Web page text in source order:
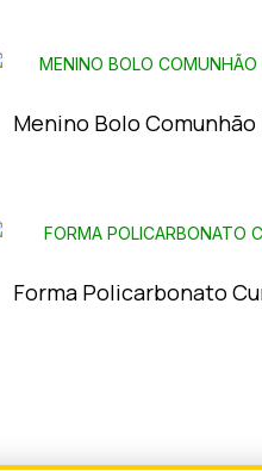
Menino Bolo Comunhão
Forma Policarbonato